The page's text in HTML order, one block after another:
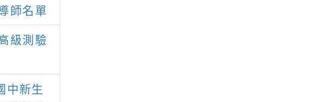
師名單
級測驗
中新生